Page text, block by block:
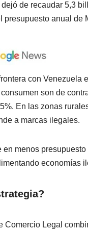
de recaudar 5,3
presupuesto anual de
con Venezuela
son de
En las zonas
a marcas ilegales.
en menos
economías
Comercio Legal